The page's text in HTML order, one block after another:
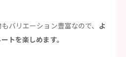
バリエーション豊富なので、 よ
トを楽しめます。